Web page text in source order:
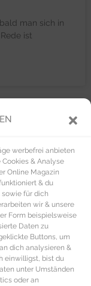
werbefrei anbieten
& Analyse
Online Magazin
& du
für dich
wir & unsere
Form beispielsweise
Daten zu
Buttons, um
dich analysieren &
einwilligst, bist du
unter Umständen
oder an
man sich in
ist